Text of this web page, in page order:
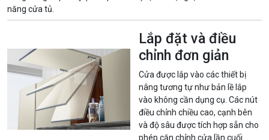
năng cửa tủ.
Lắp đặt và điều
chỉnh đơn giản
Cửa được lắp vào các thiết bị
nâng tương tự như bản lề lắp
vào không cần dụng cụ. Các nút
điều chỉnh chiều cao, cạnh bên
và độ sâu được tích hợp sẵn cho
phép căn chỉnh cửa lần cuối.